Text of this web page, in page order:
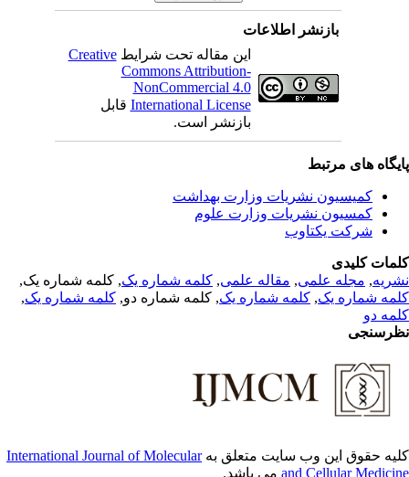
بازنشر اطلاعات
این مقاله تحت شرایطCreative
Commons Attribution-
NonCommercial 4.0
International Licenseقابل
بازنشر است.
های مرتبط
کمیسیون نشریات وزارت بهداشت
کمسیون نشریات وزارت علوم
شرکت یکتاوب
کلیدی
,مجله علمی, مقاله علمی, کلمه شماره یک, کلمه شماره یک,
شماره یک,کلمه شماره یک, کلمه شماره دو,کلمه شماره یک,
دو
حقوق این وب سایت متعلق بهInternational Journal of Molecular
and Cellularمی باشد.